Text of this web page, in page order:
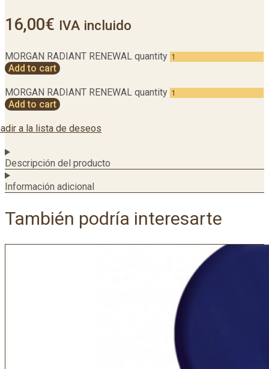
16,00€ IVA incluido
MORGAN RADIANT RENEWAL quantity
Add to cart
MORGAN RADIANT RENEWAL quantity
Add to cart
a la lista de deseos
Descripción del producto
Información adicional
También podría interesarte